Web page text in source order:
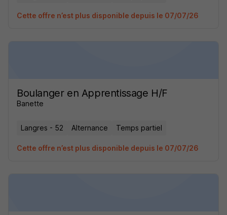
Cette offre n’est plus disponible depuis le 07/07/26
Boulanger en Apprentissage H/F
Banette
Langres - 52 Alternance Temps partiel
Cette offre n’est plus disponible depuis le 07/07/26